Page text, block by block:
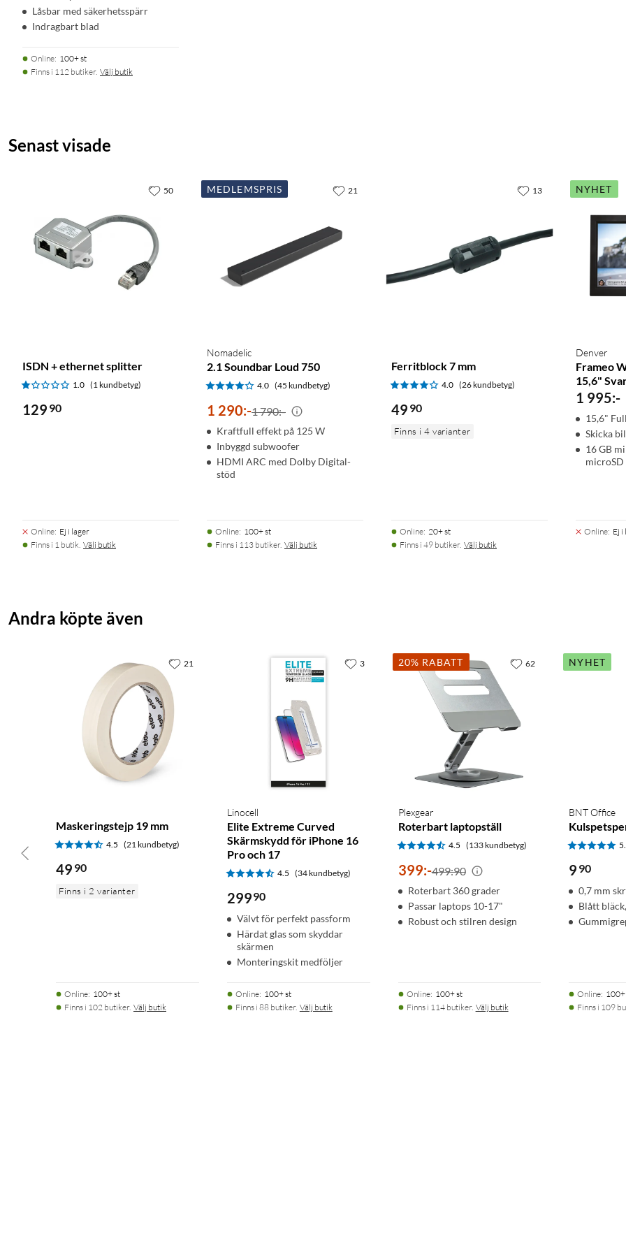
Låsbar med säkerhetsspärr
Indragbart blad
Online: 100+ st
Finns i 112 butiker. Välj butik
Senast visade
ISDN + ethernet splitter
1.0 (1 kundbetyg)
129 90
Online: Ej i lager
Finns i 1 butik. Välj butik
50 MEDLEMSPRIS
Nomadelic
2.1 Soundbar Loud 750
4.0 (45 kundbetyg)
1 290:-1 790:-
Kraftfull effekt på 125 W
Inbyggd subwoofer
HDMI ARC med Dolby Digital-
stöd
Online: 100+ st
Finns i 113 butiker. Välj butik
21
Ferritblock 7 mm
4.0 (26 kundbetyg)
49 90
Finns i 4 varianter
Online: 20+ st
Finns i 49 butiker. Välj butik
13 NYHET
Denver
Frameo
15,6"
1 995:-
15,6"
Skicka
16 GB
microSD
Online: Ej i
Andra köpte även
Maskeringstejp 19 mm
4.5 (21 kundbetyg)
49 90
Finns i 2 varianter
Online: 100+ st
Finns i 102 butiker. Välj butik
21
Linocell
Elite Extreme Curved
Skärmskydd för iPhone 16
Pro och 17
4.5 (34 kundbetyg)
29990
Välvt för perfekt passform
Härdat glas som skyddar
skärmen
Monteringskit medföljer
Online: 100+ st
Finns i 88 butiker. Välj butik
3 20% RABATT
Plexgear
Roterbart laptopställ
4.5 (133 kundbetyg)
399:-499:90
Roterbart 360 grader
Passar laptops 10-17"
Robust och stilren design
Online: 100+ st
Finns i 114 butiker. Välj butik
62 NYHET
BNT Office
9 90
0,7 mm
Blått
Online:
Finns i 109